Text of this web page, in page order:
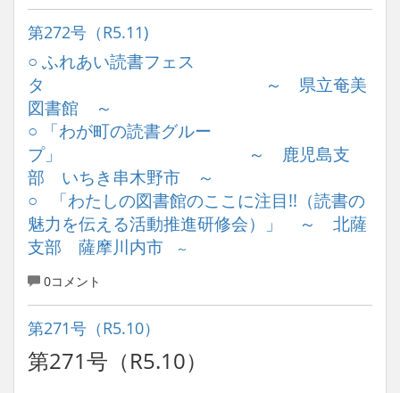
第272号（R5.11)
○ ふれあい読書フェス
タ ～ 県立奄美
図書館 ～
○ 「わが町の読書グルー
プ」 ～ 鹿児島支
部 いちき串木野市 ～
○ 「わたしの図書館のここに注目!!（読書の
魅力を伝える活動推進研修会）」 ～ 北薩
支部 薩摩川内市 ～
0コメント
第271号（R5.10）
第271号（R5.10）